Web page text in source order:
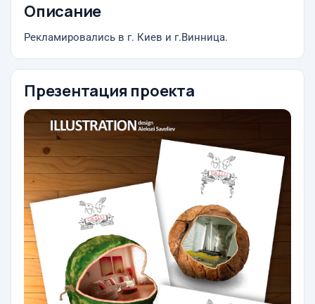
Описание
Рекламировались в г. Киев и г.Винница.
Презентация проекта